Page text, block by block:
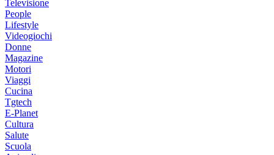
Televisione
People
Lifestyle
Videogiochi
Donne
Magazine
Motori
Viaggi
Cucina
Tgtech
E-Planet
Cultura
Salute
Scuola